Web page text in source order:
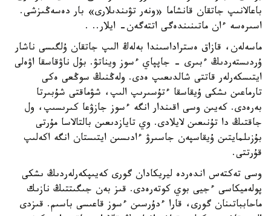
باعالانىپ جاتقان قانشاما «ونەر تۋىندىلارى» بار دەسەڭىزشى.
اسىرەسە ءان ماتىنىندەگى اتتەگەن- ايلار.. .
ماسەلەن، قازاق ەستراداسىندا بەلەڭ الىپ جاتقان ۇلگىسى ناشار
ۇردىستەردىڭ ءبىرى - جاپپاي ءسوز ويناتۋ. بۇل ناۋقاسقا اۋەلى
ايتىسكەرلەر قاتتى شالدىعىپ ەدى. ولەڭنىڭ سوڭعى ەكى
تارماعىن ىشكى ۇيقاسقا ءتۇسىرىپ الىپ، شۋماقتى شۇبىرتا
بەرەدى. كەيىن وسى اقىندار انگە ءسوز جازۋعا كىرىسىپ، ول
جاقتىڭ دا تۇنىعىن لايلادى. وي تايازدىعىن بالتالاسا مۇرتى
بۇزىلمايتىن ۇيقاسپەن جاسىرۋ ءادىسىن ايتىستان انگە اكەلىپ
قۇرتتى.
وسى تەكتەس اندەردە ليريكادان گورى كەيىپكەرلەردىڭ ىشكى
پولەميكاسى ءجيى بوي كوتەرەدى. قىز بەن جىگىتتىڭ نازىك
ماحابباتىنان گورى، قارا ءدۇرسىن ءسوز قاعىسى باسىم. قىزدى